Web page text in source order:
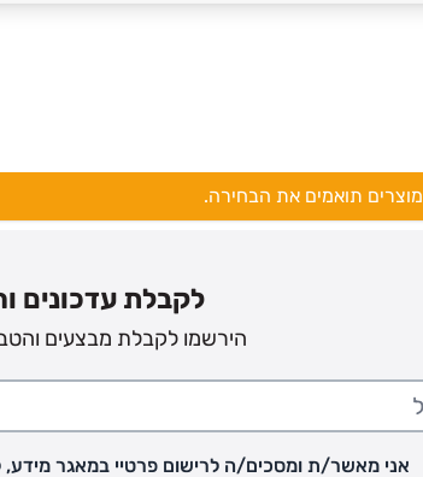
מוצרים תואמים את הבחירה.
לקבלת עדכונים
הירשמו לקבלת מבצעים
אני מאשר/ת ומסכים/ה לרישום פרטיי במאגר מידע,